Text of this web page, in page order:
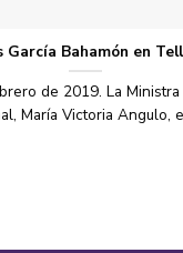
García Bahamón en
de 2019. La Ministra
María Victoria Angulo,